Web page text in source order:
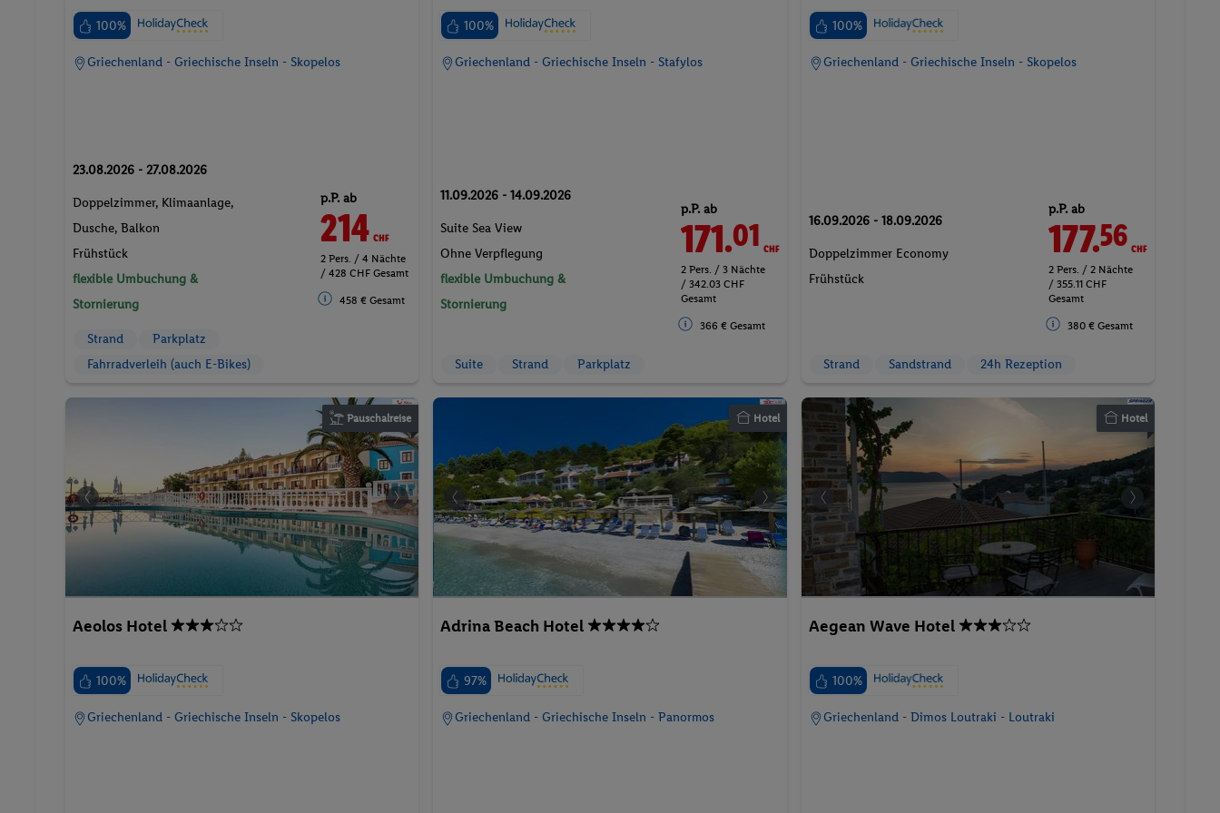
100%
Griechenland - Griechische Inseln - Skopelos
23.08.2026 - 27.08.2026
Doppelzimmer, Klimaanlage,
Dusche, Balkon
Frühstück
flexible Umbuchung &
Stornierung
p.P. ab
214CHF
2 Pers. / 4 Nächte
/ 428 CHF Gesamt
458 € Gesamt
Strand
Parkplatz
Fahrradverleih (auch E-Bikes)
100%
Griechenland - Griechische Inseln - Stafylos
11.09.2026 - 14.09.2026
Suite Sea View
Ohne Verpflegung
flexible Umbuchung &
Stornierung
p.P. ab
171.01CHF
2 Pers. / 3 Nächte
/ 342.03 CHF
Gesamt
366 € Gesamt
Suite Strand Parkplatz
100%
Griechenland - Griechische Inseln - Skopelos
16.09.2026 - 18.09.2026
Doppelzimmer Economy
Frühstück
p.P. ab
177.56CHF
2 Pers. / 2 Nächte
/ 355.11 CHF
Gesamt
380 € Gesamt
Strand Sandstrand 24h Rezeption
Pauschalreise
Aeolos Hotel
100%
Griechenland - Griechische Inseln - Skopelos
Hotel
Adrina Beach Hotel
97%
Griechenland - Griechische Inseln - Panormos
Hotel
Aegean Wave Hotel
100%
Griechenland - Dimos Loutraki - Loutraki